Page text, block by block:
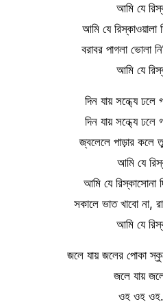
আমি যে
আমি যে রিস্কাওয়ালা
বরাবর পাগলা ভোলা
আমি যে
দিন যায় সন্ধ্যে ঢলে
দিন যায় সন্ধ্যে ঢলে
জ্বলেলে পাড়ার কলে
আমি যে
আমি যে রিস্কাসোনা
সকালে ভাত খাবো না,
আমি যে
জলে যায় জলের পোকা
জলে যায়
ওহ ওহ